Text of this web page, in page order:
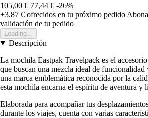
105,00 € 77,44 € -26%
+3,87 € ofrecidos en tu próximo pedido
validación de tu pedido
Loading...
Descripción
La mochila Eastpak Travelpack es el
que buscan una mezcla ideal de
una marca emblemática reconocida por la
esta mochila encarna el espíritu de aventura y
Elaborada para acompañar tus
durante los viajes, cuenta con varias